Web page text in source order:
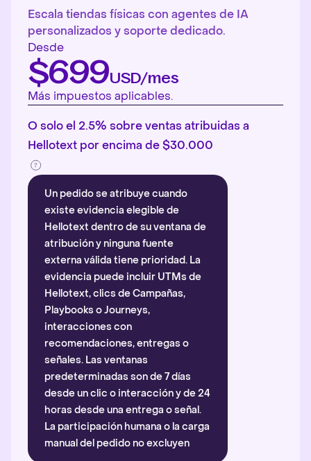
Escala tiendas físicas con agentes de IA
personalizados y soporte dedicado.
Desde
$699USD/mes
Más impuestos aplicables.
O solo el 2.5% sobre ventas atribuidas a
Hellotext por encima de $30.000
Un pedido se atribuye cuando
existe evidencia elegible de
Hellotext dentro de su ventana de
atribución y ninguna fuente
externa válida tiene prioridad. La
evidencia puede incluir UTMs de
Hellotext, clics de Campañas,
Playbooks o Journeys,
interacciones con
recomendaciones, entregas o
señales. Las ventanas
predeterminadas son de 7 días
desde un clic o interacción y de 24
horas desde una entrega o señal.
La participación humana o la carga
manual del pedido no excluyen